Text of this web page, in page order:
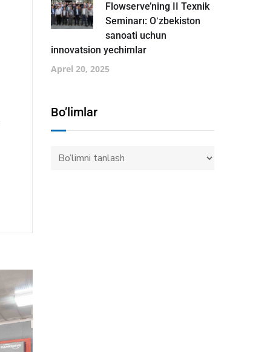
Flowserve’ning II Texnik
Seminarı: Oʻzbekiston
sanoati uchun
innovatsion yechimlar
Aprel 20, 2025
Bo’limlar